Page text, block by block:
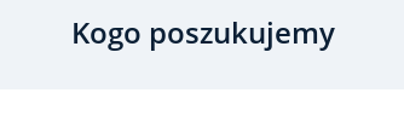
Kogo poszukujemy